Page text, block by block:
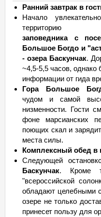
Ранний завтрак в
Начало
территорию
заповедника с
Большое Богдо и
- озера Баскунчак.
~4,5-5,5 часов, однако
информации от гида
Гора Большое
чудом и самой
низменности. Гости
фоне марсианских
поющих скал и
места силы.
Комплексный обед в
Следующей
Баскунчак. Кроме
"всероссийской
обладают целебными
озере не только
принесет пользу для